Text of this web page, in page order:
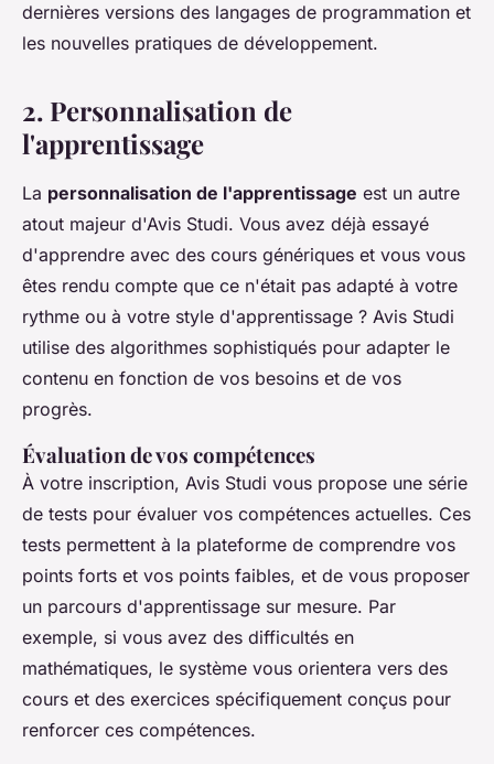
dernières versions des langages de programmation et
les nouvelles pratiques de développement.
2. Personnalisation de
l'apprentissage
La personnalisation de l'apprentissage est un autre
atout majeur d'Avis Studi. Vous avez déjà essayé
d'apprendre avec des cours génériques et vous vous
êtes rendu compte que ce n'était pas adapté à votre
rythme ou à votre style d'apprentissage ? Avis Studi
utilise des algorithmes sophistiqués pour adapter le
contenu en fonction de vos besoins et de vos
progrès.
Évaluation de vos compétences
À votre inscription, Avis Studi vous propose une série
de tests pour évaluer vos compétences actuelles. Ces
tests permettent à la plateforme de comprendre vos
points forts et vos points faibles, et de vous proposer
un parcours d'apprentissage sur mesure. Par
exemple, si vous avez des difficultés en
mathématiques, le système vous orientera vers des
cours et des exercices spécifiquement conçus pour
renforcer ces compétences.